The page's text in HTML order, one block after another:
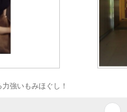
強いもみほぐし！